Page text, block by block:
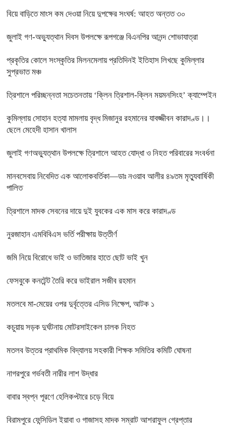
বিয়ে বাড়িতে মাংস কম দেওয়া নিয়ে দুপক্ষের সংঘর্ষ: আহত অন্তত ৩০ ​
জুলাই গণ-অভ্যুত্থান দিবস উপলক্ষে রূপগঞ্জে বিএনপির আনন্দ শোভাযাত্রা
প্রকৃতির কোলে সংস্কৃতির মিলনমেলায় প্রতিদিনই ইতিহাস লিখছে কুমিল্লার
সুপ্রভাত মঞ্চ
ত্রিশালে পরিচ্ছন্নতা সচেতনতায় ‘ক্লিন ত্রিশাল-ক্লিন ময়মনসিংহ’ ক্যাম্পেইন
কুমিল্লায় সোহান হত্যা মামলায় বৃদ্ধ মিজানুর রহমানের যাবজ্জীবন কারাদণ্ড।।
ছেলে মেহেদী হাসান খালাস
জুলাই গণঅভ্যুত্থান উপলক্ষে ত্রিশালে আহত যোদ্ধা ও নিহত পরিবারের সংবর্ধনা
মানবসেবায় নিবেদিত এক আলোকবর্তিকা—ডাঃ নওয়াব আলীর ৪৯তম মৃত্যুবার্ষিকী
পালিত
ত্রিশালে মাদক সেবনের দায়ে দুই যুবকের এক মাস করে কারাদণ্ড
নুরজাহান এমবিবিএস ভর্তি পরীক্ষায় উত্তীর্ণ
জমি নিয়ে বিরোধে ভাই ও ভাতিজার হাতে ছোট ভাই খুন
ফেসবুকে কনটেন্ট তৈরি করে ভাইরাল সজীব রহমান
মতলবে মা-মেয়ের ওপর দুর্বৃত্তের এসিড নিক্ষেপ, আটক ১
কচুয়ায় সড়ক দুর্ঘটনায় মোটরসাইকেল চালক নিহত
মতলব উত্তর প্রাথমিক বিদ্যালয় সহকারী শিক্ষক সমিতির কমিটি ঘোষনা
নাগরপুরে গর্ভবতী নারীর লাশ উদ্ধার
বাবার স্বপ্ন পূরণে হেলিকপ্টারে চড়ে বিয়ে
বিরামপুরে ফেন্সিডিল ইয়াবা ও গাজাসহ মাদক সম্রাট আশরাফুল গ্রেপ্তার